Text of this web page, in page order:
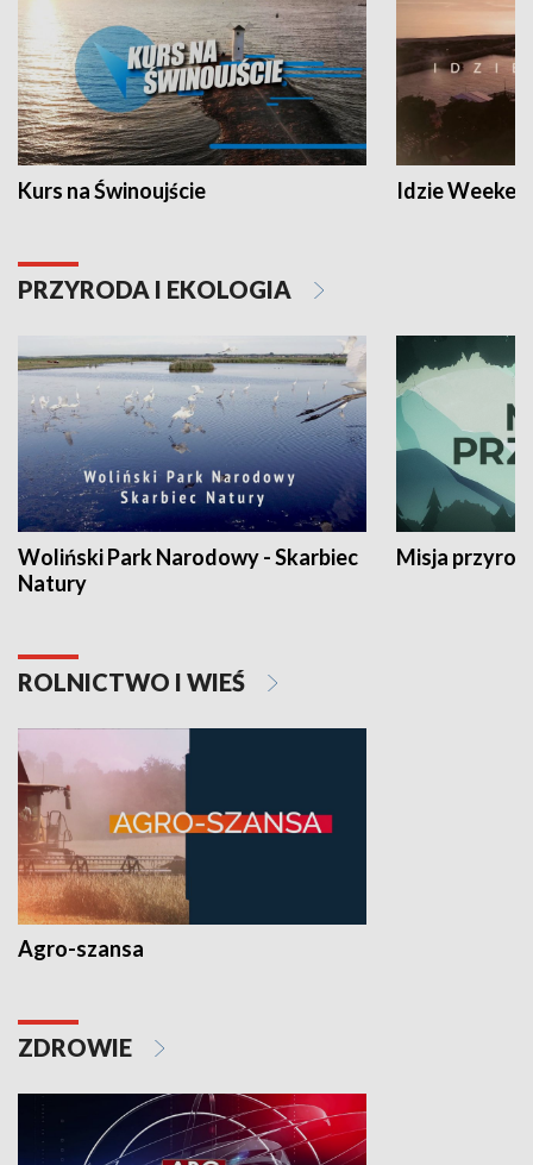
Kurs na Świnoujście Idzie
PRZYRODA I EKOLOGIA
Woliński Park Narodowy - Skarbiec
Natury
Misja
ROLNICTWO I WIEŚ
Agro-szansa
ZDROWIE